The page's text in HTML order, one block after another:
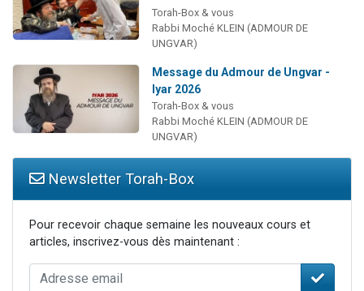
Torah-Box & vous
Rabbi Moché KLEIN (ADMOUR DE
UNGVAR)
Message du Admour de Ungvar -
Iyar 2026
Torah-Box & vous
Rabbi Moché KLEIN (ADMOUR DE
UNGVAR)
Newsletter Torah-Box
Pour recevoir chaque semaine les nouveaux cours et
articles, inscrivez-vous dès maintenant :